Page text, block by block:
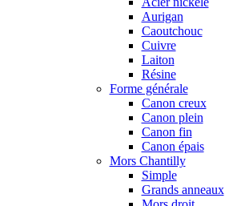
Aurigan
Caoutchouc
Cuivre
Laiton
Résine
Forme générale
Canon creux
Canon plein
Canon fin
Canon épais
Mors Chantilly
Simple
Grands anneaux